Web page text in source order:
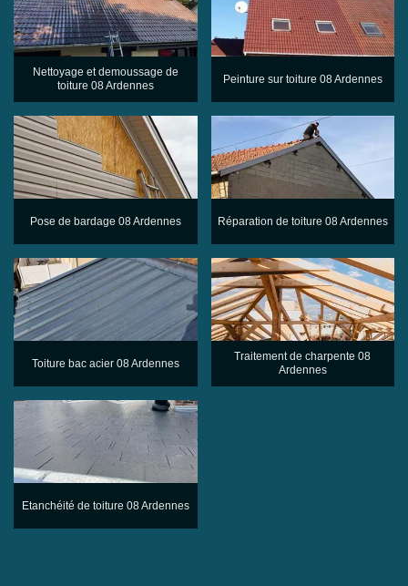
Nettoyage et demoussage de
toiture 08 Ardennes
Peinture sur toiture 08 Ardennes
Pose de bardage 08 Ardennes Réparation de toiture 08 Ardennes
Toiture bac acier 08 Ardennes
Traitement de charpente 08
Ardennes
Etanchéité de toiture 08 Ardennes